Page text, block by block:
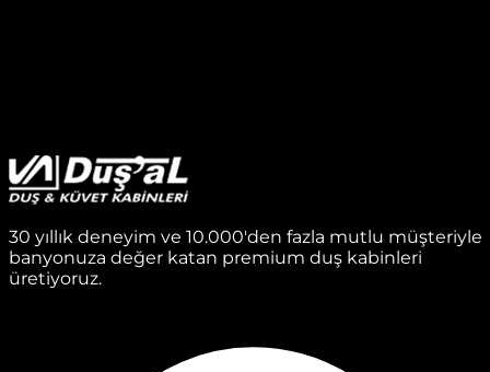
30 yıllık deneyim ve 10.000'den fazla mutlu müşteriyle
banyonuza değer katan premium duş kabinleri
üretiyoruz.